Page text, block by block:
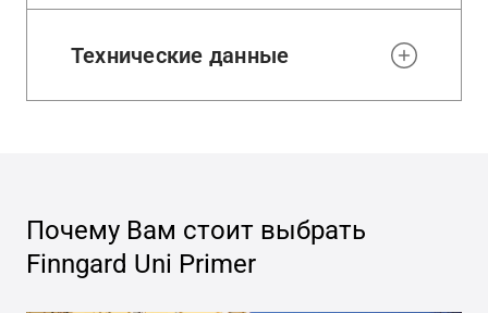
Технические данные
Почему Вам стоит выбрать
Finngard Uni Primer